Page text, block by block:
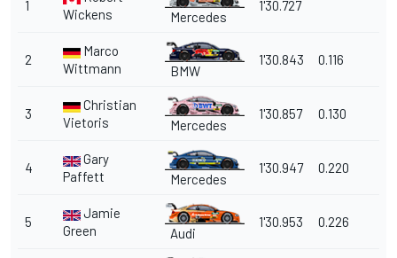
1
Wickens
Mercedes
1'30.727
2
Marco
Wittmann
BMW
1'30.843 0.116
3
Christian
Vietoris
Mercedes
1'30.857 0.130
4
Gary
Paffett
Mercedes
1'30.947 0.220
5
Jamie
Green
Audi
1'30.953 0.226